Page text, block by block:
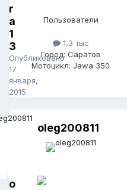
r
a
1
3
Опубликовано
17
января,
2015
Пользователи
1,3 тыс
Город: Саратов
Мотоцикл: Jawa 350
o
oleg200811